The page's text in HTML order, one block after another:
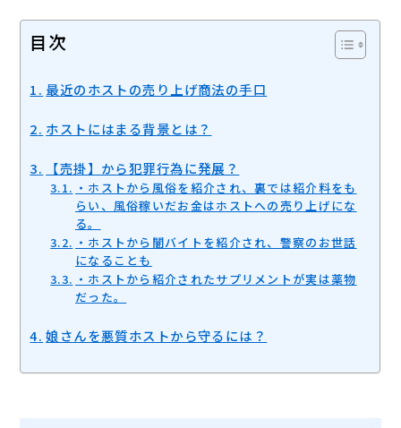
目次
最近のホストの売り上げ商法の手口
ホストにはまる背景とは？
【売掛】から犯罪行為に発展？
・ホストから風俗を紹介され、裏では紹介料をも
らい、風俗稼いだお金はホストへの売り上げにな
る。
・ホストから闇バイトを紹介され、警察のお世話
になることも
・ホストから紹介されたサプリメントが実は薬物
だった。
娘さんを悪質ホストから守るには？